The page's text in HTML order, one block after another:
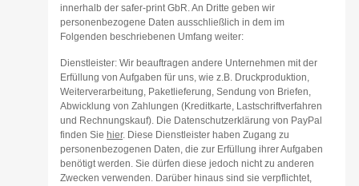
innerhalb der safer-print GbR. An Dritte geben wir
personenbezogene Daten ausschließlich in dem im
Folgenden beschriebenen Umfang weiter:
Dienstleister: Wir beauftragen andere Unternehmen mit der
Erfüllung von Aufgaben für uns, wie z.B. Druckproduktion,
Weiterverarbeitung, Paketlieferung, Sendung von Briefen,
Abwicklung von Zahlungen (Kreditkarte, Lastschriftverfahren
und Rechnungskauf). Die Datenschutzerklärung von PayPal
finden Sie hier. Diese Dienstleister haben Zugang zu
personenbezogenen Daten, die zur Erfüllung ihrer Aufgaben
benötigt werden. Sie dürfen diese jedoch nicht zu anderen
Zwecken verwenden. Darüber hinaus sind sie verpflichtet,